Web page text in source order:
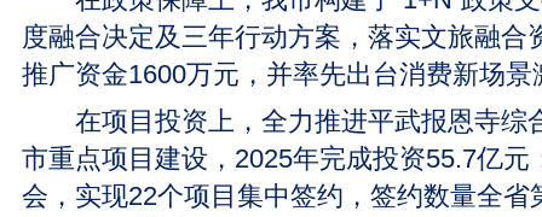
度融合决定及三年行动方案，落实文旅融合
推广资金1600万元，并率先出台消费新场景
在项目投资上，全力推进平武报恩寺综
市重点项目建设，2025年完成投资55.7亿元
会，实现22个项目集中签约，签约数量全省